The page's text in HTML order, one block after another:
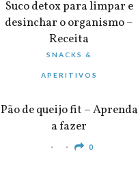
Suco detox para limpar e
desinchar o organismo –
Receita
0
SNACKS &
APERITIVOS
Pão de queijo fit – Aprenda
a fazer
0